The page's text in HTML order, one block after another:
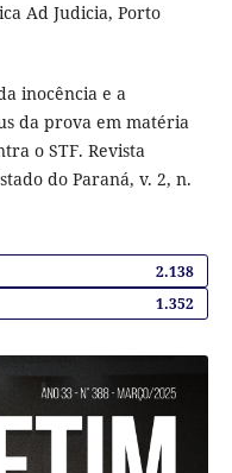
Ad Judicia, Porto
inocência e a
da prova em matéria
o STF. Revista
do Paraná, v. 2, n.
2.138
1.352